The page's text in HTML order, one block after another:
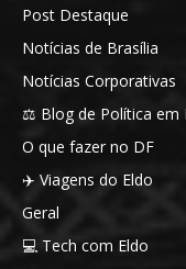
Post Destaque
Notícias de Brasília
Notícias Corporativas
⚖️ Blog de Política em
O que fazer no DF
✈️ Viagens do Eldo
Geral
💻 Tech com Eldo